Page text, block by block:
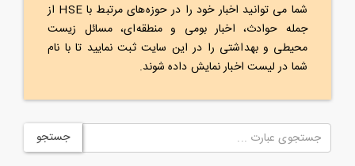
شما می توانید اخبار خود را در حوزه‌های مرتبط با HSE از
جمله حوادث، اخبار بومی و منطقه‌ای، مسائل زیست
محیطی و بهداشتی را در این سایت ثبت نمایید تا با نام
شما در لیست اخبار نمایش داده شوند.
جستجو